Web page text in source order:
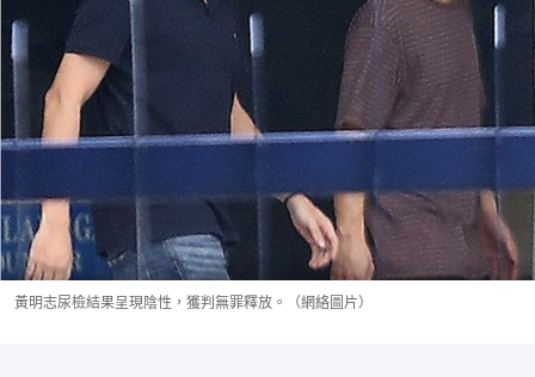
黃明志尿檢結果呈現陰性，獲判無罪釋放。（網絡圖片）